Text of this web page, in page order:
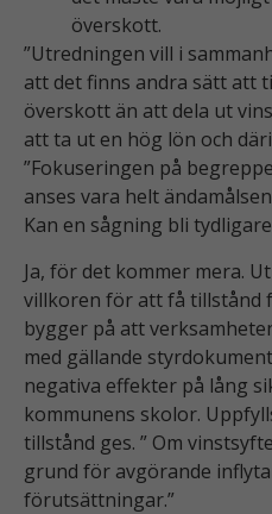
överskott.
”Utredningen vill i
att det finns andra sätt att
överskott än att dela ut
att ta ut en hög lön och
”Fokuseringen på
anses vara helt
Kan en sågning bli
Ja, för det kommer mera.
villkoren för att få tillstånd
bygger på att
med gällande
negativa effekter på lång
kommunens skolor.
tillstånd ges. ” Om
grund för avgörande
förutsättningar.”